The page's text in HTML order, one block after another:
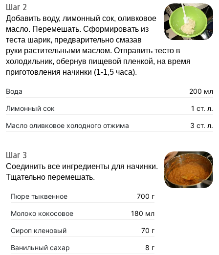
Шаг 2
Добавить воду, лимонный сок, оливковое
масло. Перемешать. Сформировать из
теста шарик, предварительно смазав
руки растительными маслом. Отправить тесто в
холодильник, обернув пищевой пленкой, на время
приготовления начинки (1-1,5 часа).
Вода 200 мл
Лимонный сок 1 ст. л.
Масло оливковое холодного отжима 3 ст. л.
Шаг 3
Соединить все ингредиенты для начинки.
Тщательно перемешать.
Пюре тыквенное 700 г
Молоко кокосовое 180 мл
Сироп кленовый 70 г
Ванильный сахар 8 г